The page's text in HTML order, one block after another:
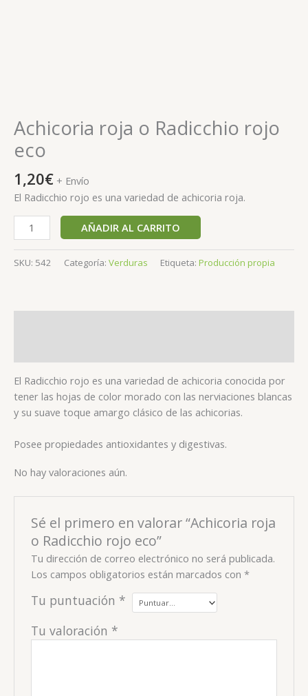
Achicoria roja o Radicchio rojo
eco
1,20€ + Envío
El Radicchio rojo es una variedad de achicoria roja.
AÑADIR AL CARRITO
SKU: 542 Categoría: Verduras Etiqueta: Producción propia
El Radicchio rojo es una variedad de achicoria conocida por
tener las hojas de color morado con las nerviaciones blancas
y su suave toque amargo clásico de las achicorias.
Posee propiedades antioxidantes y digestivas.
No hay valoraciones aún.
Sé el primero en valorar “Achicoria roja
o Radicchio rojo eco”
Tu dirección de correo electrónico no será publicada.
Los campos obligatorios están marcados con*
Tu puntuación *
Tu valoración *